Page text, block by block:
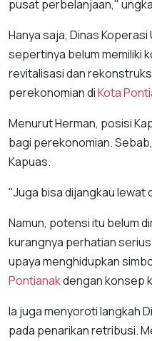
pusat perbelanjaan,"
Hanya saja, Dinas
sepertinya belum memiliki
revitalisasi dan
perekonomian diKota
Menurut Herman, posisi
bagi perekonomian.
Kapuas.
"Juga bisa dijangkau lewat
Namun, potensi itu belum
kurangnya perhatian
upaya menghidupkan
Pontianakdengan konsep
Ia juga menyoroti langkah
pada penarikan retribusi.